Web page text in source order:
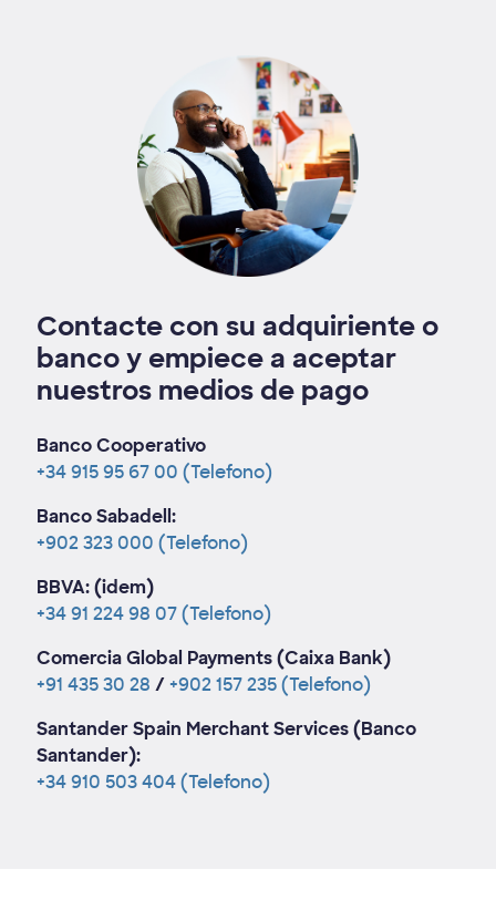
Contacte con su adquiriente o
banco y empiece a aceptar
nuestros medios de pago
Banco Cooperativo
+34 915 95 67 00 (Telefono)
Banco Sabadell:
+902 323 000 (Telefono)
BBVA: (idem)
+34 91 224 98 07(Telefono)
Comercia Global Payments (Caixa Bank)
+91 435 30 28 /+902 157 235(Telefono)
Santander Spain Merchant Services (Banco
Santander):
+34 910 503 404(Telefono)